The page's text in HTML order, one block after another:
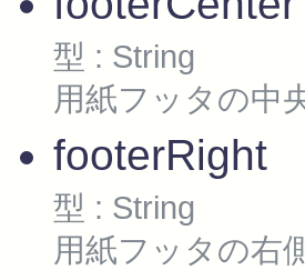
型 : String
用紙フッタの中
footerRight
型 : String
用紙フッタの右